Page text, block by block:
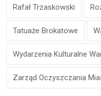
Rafał Trzaskowski
Tatuaże Brokatowe
Wydarzenia Kulturalne
Zarząd Oczyszczania